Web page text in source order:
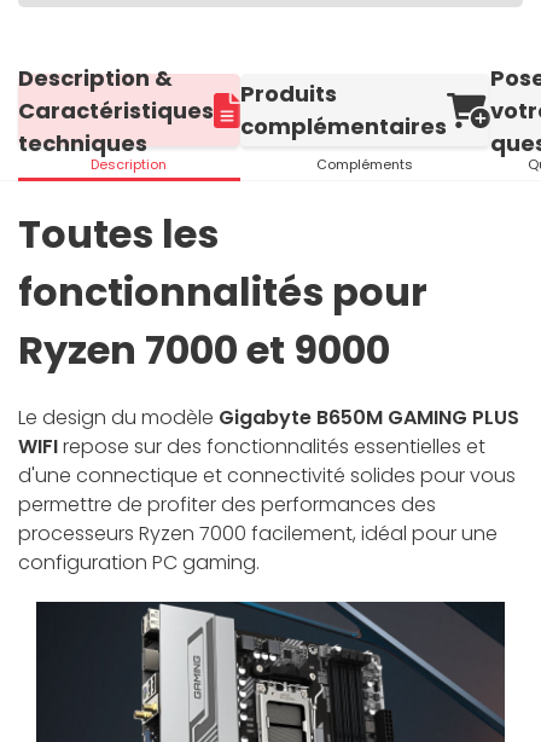
Description &
Caractéristiques
techniques
Description
Produits
complémentaires
Compléments
Toutes les
fonctionnalités pour
Ryzen 7000 et 9000
Le design du modèle Gigabyte B650M GAMING PLUS
WIFIrepose sur des fonctionnalités essentielles et
d'une connectique et connectivité solides pour vous
permettre de profiter des performances des
processeurs Ryzen 7000 facilement, idéal pour une
configuration PC gaming.